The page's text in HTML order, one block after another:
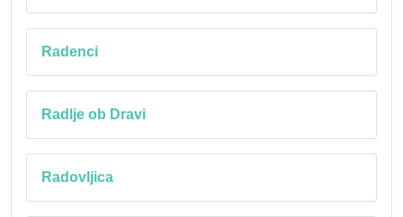
Radenci
Radlje ob Dravi
Radovljica